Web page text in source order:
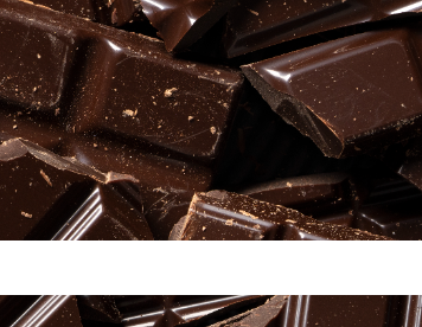
Клеток В Ткани Молочной Железы